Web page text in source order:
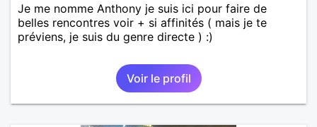
Je me nomme Anthony je suis ici pour faire de
belles rencontres voir + si affinités ( mais je te
préviens, je suis du genre directe ) :)
Voir le profil